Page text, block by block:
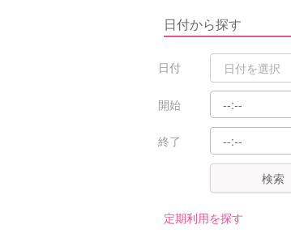
日付から探す
日付
開始
終了
検索
定期利用を探す